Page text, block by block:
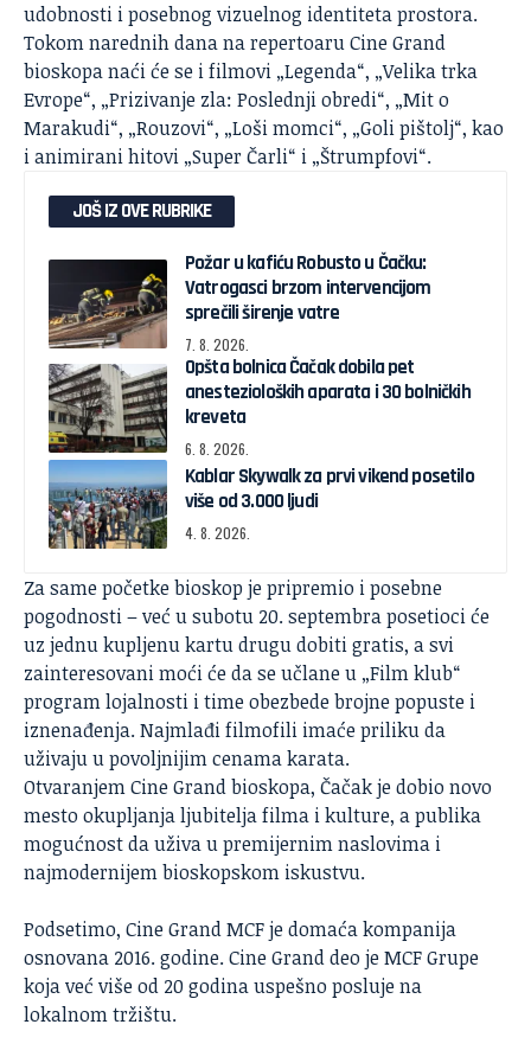
udobnosti i posebnog vizuelnog identiteta prostora.
Tokom narednih dana na repertoaru Cine Grand
bioskopa naći će se i filmovi „Legenda“, „Velika trka
Evrope“, „Prizivanje zla: Poslednji obredi“, „Mit o
Marakudi“, „Rouzovi“, „Loši momci“, „Goli pištolj“, kao
i animirani hitovi „Super Čarli“ i „Štrumpfovi“.
JOŠ IZ OVE RUBRIKE
Požar u kafiću Robusto u Čačku:
Vatrogasci brzom intervencijom
sprečili širenje vatre
7. 8. 2026.
Opšta bolnica Čačak dobila pet
anestezioloških aparata i 30 bolničkih
kreveta
6. 8. 2026.
Kablar Skywalk za prvi vikend posetilo
više od 3.000 ljudi
4. 8. 2026.
Za same početke bioskop je pripremio i posebne
pogodnosti – već u subotu 20. septembra posetioci će
uz jednu kupljenu kartu drugu dobiti gratis, a svi
zainteresovani moći će da se učlane u „Film klub“
program lojalnosti i time obezbede brojne popuste i
iznenađenja. Najmlađi filmofili imaće priliku da
uživaju u povoljnijim cenama karata.
Otvaranjem Cine Grand bioskopa, Čačak je dobio novo
mesto okupljanja ljubitelja filma i kulture, a publika
mogućnost da uživa u premijernim naslovima i
najmodernijem bioskopskom iskustvu.
Podsetimo, Cine Grand MCF je domaća kompanija
osnovana 2016. godine. Cine Grand deo je MCF Grupe
koja već više od 20 godina uspešno posluje na
lokalnom tržištu.